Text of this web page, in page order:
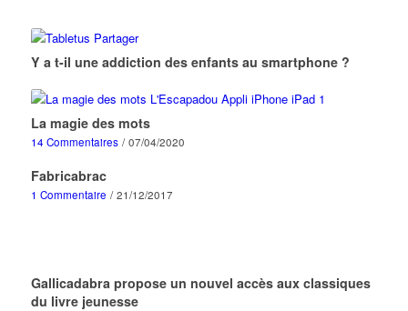
Y a t-il une addiction des enfants au smartphone ?
La magie des mots
14 Commentaires / 07/04/2020
Fabricabrac
1 Commentaire / 21/12/2017
Gallicadabra propose un nouvel accès aux classiques
du livre jeunesse